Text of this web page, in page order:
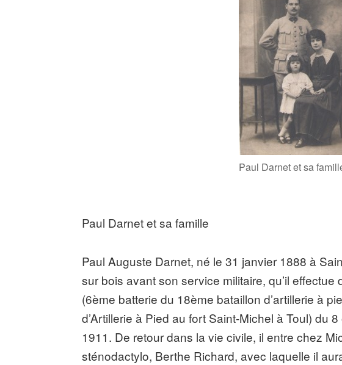
Paul Darnet et sa
Paul Darnet et sa famille
Paul Auguste Darnet, né le 31 janvier 1888 à
sur bois avant son service militaire, qu’il effectue
(6ème batterie du 18ème bataillon d’artillerie à
d’Artillerie à Pied au fort Saint-Michel à Toul) du
1911. De retour dans la vie civile, il entre chez
sténodactylo, Berthe Richard, avec laquelle il